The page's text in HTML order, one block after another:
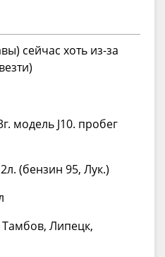
сейчас хоть из-за
модель J10. пробег
(бензин 95, Лук.)
Тамбов, Липецк,